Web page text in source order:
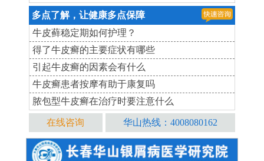
多点了解，让健康多点保障
牛皮藓稳定期如何护理？
得了牛皮癣的主要症状有哪些
引起牛皮癣的因素会有什么
牛皮癣患者按摩有助于康复吗
脓包型牛皮癣在治疗时要注意什么
在线咨询 华山热线：4008080162